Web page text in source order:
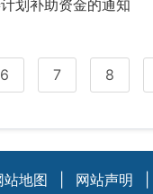
划补助资金的通知
6 7 8
站地图 网站声明